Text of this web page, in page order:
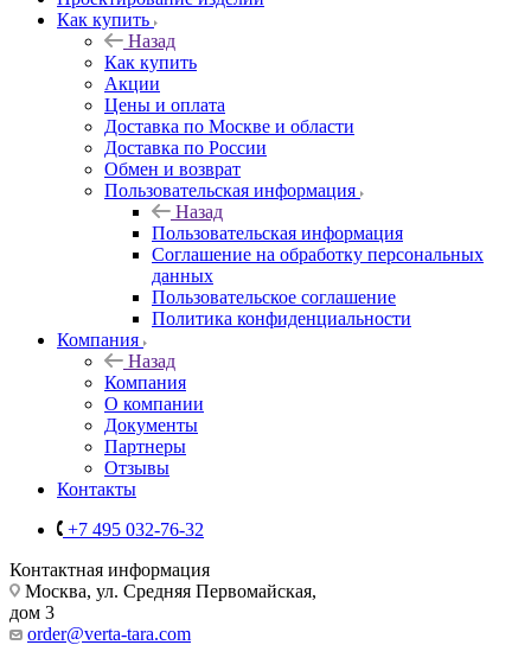
Как купить
Назад
Как купить
Акции
Цены и оплата
Доставка по Москве и области
Доставка по России
Обмен и возврат
Пользовательская информация
Назад
Пользовательская информация
Соглашение на обработку персональных
данных
Пользовательское соглашение
Политика конфиденциальности
Компания
Назад
Компания
О компании
Документы
Партнеры
Отзывы
Контакты
+7 495 032-76-32
Контактная информация
Москва, ул. Средняя Первомайская,
дом 3
order@verta-tara.com